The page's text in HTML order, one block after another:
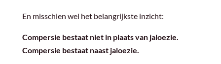
En misschien wel het belangrijkste inzicht:
Compersie bestaat niet in plaats van jaloezie.
Compersie bestaat naast jaloezie.